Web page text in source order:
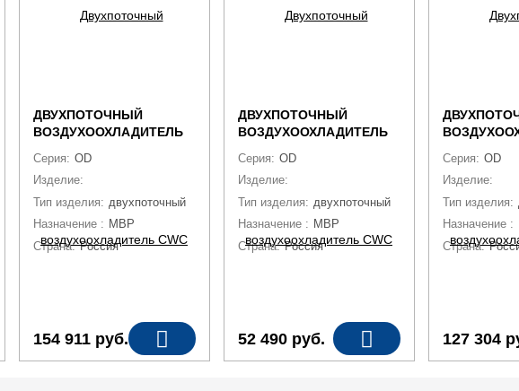
ДВУХПОТОЧНЫЙ
ВОЗДУХООХЛАДИТЕЛЬ
Серия: OD
Изделие:
Тип изделия: двухпоточный
Назначение : MBP
Страна: Россия
154 911 руб.
ДВУХПОТОЧНЫЙ
ВОЗДУХООХЛАДИТЕЛЬ
Серия: OD
Изделие:
Тип изделия: двухпоточный
Назначение : MBP
Страна: Россия
52 490 руб.
Серия: OD
Изделие:
Тип изделия:
Назначение :
Страна:
127 304